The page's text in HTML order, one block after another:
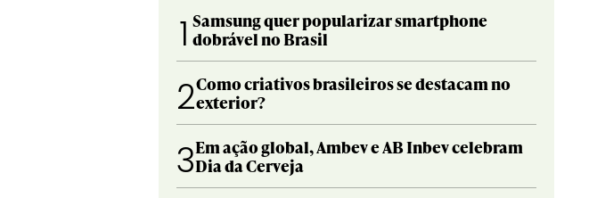
1 Samsung quer popularizar smartphone
dobrável no Brasil
2Como criativos brasileiros se destacam no
exterior?
3Em ação global, Ambev e AB Inbev celebram
Dia da Cerveja